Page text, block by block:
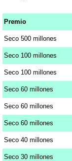
Premio
Seco 500 millones
Seco 100 millones
Seco 100 millones
Seco 60 millones
Seco 60 millones
Seco 60 millones
Seco 40 millones
Seco 30 millones